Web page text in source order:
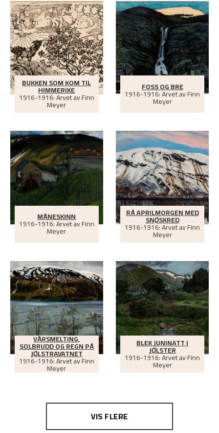
BUKKEN SOM KOM TIL
HIMMERIKE
1916-1916: Arvet av Finn
Meyer
FOSS OG BRE
1916-1916: Arvet av Finn
Meyer
MÅNESKINN
1916-1916: Arvet av Finn
Meyer
RÅ APRILMORGEN MED
SNØSKRED
1916-1916: Arvet av Finn
Meyer
VÅRSMELTING,
SOLBRUDD OG REGN PÅ
JØLSTRAVATNET
1916-1916: Arvet av Finn
Meyer
BLEK JUNINATT I
JØLSTER
1916-1916: Arvet av Finn
Meyer
VIS FLERE